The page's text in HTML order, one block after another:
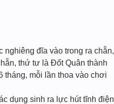
đĩa vào trong ra chẵn,
thứ tư là Đốt Quân thành
tháng, mỗi lần thoa vào chơi
dụng sinh ra lực hút tĩnh điện